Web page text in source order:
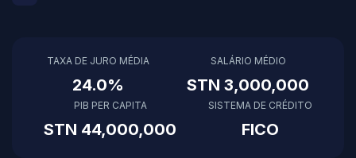
TAXA DE JURO MÉDIA
24.0%
SALÁRIO MÉDIO
STN 3,000,000
PIB PER CAPITA
STN 44,000,000
SISTEMA DE CRÉDITO
FICO